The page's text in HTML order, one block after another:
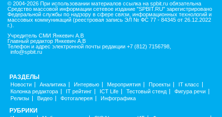
© 2004-2026 При использовании материалов ссылка на spbit.ru обязательна
Средство массовой информации сетевое издание "SPBIT.RU" зарегистрировано
Федеральной службы по надзору в сфере связи, информационных технологий и
массовых коммуникаций (реестровая запись ЭЛ № ФС 77 - 84345 от 26.12.2022
г.).
Учредитель СМИ Янкевич А.В
Главный редактор Янкевич А.В
Телефон и адрес электронной почты редакции +7 (812) 7156798,
info@spbit.ru
РАЗДЕЛЫ
Новости Аналитика Интервью Мероприятия Проекты
IT класс
Колонка редактора
IT рейтинг ICT Life Тестовый стенд
Фигура речи
Релизы
Видео Фотогалерея Инфографика
РУБРИКИ